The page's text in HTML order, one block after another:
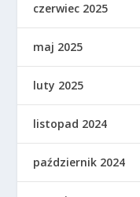
czerwiec 2025
maj 2025
luty 2025
listopad 2024
październik 2024